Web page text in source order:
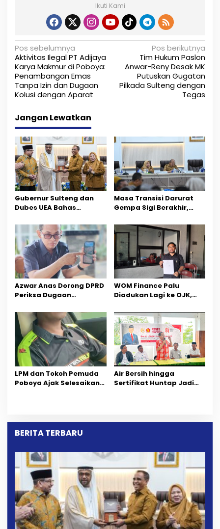
Ikuti Kami
N
a
v
i
g
a
s
i
p
o
s
Pos sebelumnya
Aktivitas Ilegal PT Adijaya
Karya Makmur di Poboya:
Penambangan Emas
Tanpa Izin dan Dugaan
Kolusi dengan Aparat
Pos berikutnya
Tim Hukum Paslon
Anwar-Reny Desak MK
Putuskan Gugatan
Pilkada Sulteng dengan
Tegas
Jangan Lewatkan
Gubernur Sulteng dan
Dubes UEA Bahas
Sektor Jadi Prioritas
Masa Transisi Darurat
Gempa Sigi Berakhir,
Percepatan Pemulihan
Azwar Anas Dorong DPRD
Periksa Dugaan
Wilayah Tambang PT
CPM
‎WOM Finance Palu
Diadukan Lagi ke OJK,
Pelelangan Kini
Penarikan Kendaraan
Dipersoalkan ‎
LPM dan Tokoh Pemuda
Poboya Ajak Selesaikan
Air Bersih hingga
Sertifikat Huntap Jadi
BERITA TERBARU